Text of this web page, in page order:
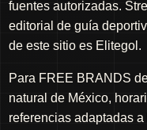
fuentes autorizadas.
editorial de guía
de este sitio es Elitegol.
Para FREE BRANDS
natural de México,
referencias adaptadas